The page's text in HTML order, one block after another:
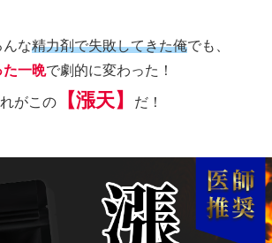
んな精力剤で失敗してきた俺でも、
た一晩で劇的に変わった！
がこの 【漲天】 だ！